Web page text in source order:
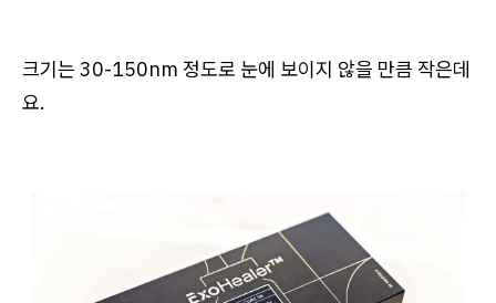
크기는 30-150nm 정도로 눈에 보이지 않을 만큼 작은데
요.